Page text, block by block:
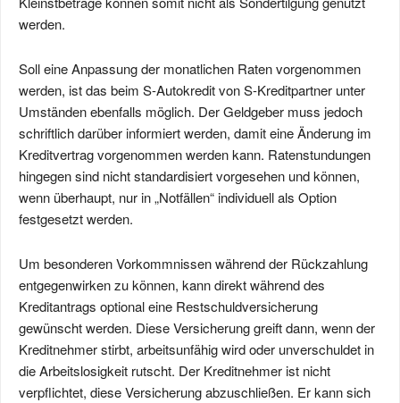
werden.
Soll eine Anpassung der monatlichen Raten vorgenommen
werden, ist das beim S-Autokredit von S-Kreditpartner unter
Umständen ebenfalls möglich. Der Geldgeber muss jedoch
schriftlich darüber informiert werden, damit eine Änderung im
Kreditvertrag vorgenommen werden kann. Ratenstundungen
hingegen sind nicht standardisiert vorgesehen und können,
wenn überhaupt, nur in „Notfällen“ individuell als Option
festgesetzt werden.
Um besonderen Vorkommnissen während der Rückzahlung
entgegenwirken zu können, kann direkt während des
Kreditantrags optional eine Restschuldversicherung
gewünscht werden. Diese Versicherung greift dann, wenn der
Kreditnehmer stirbt, arbeitsunfähig wird oder unverschuldet in
die Arbeitslosigkeit rutscht. Der Kreditnehmer ist nicht
verpflichtet, diese Versicherung abzuschließen. Er kann sich